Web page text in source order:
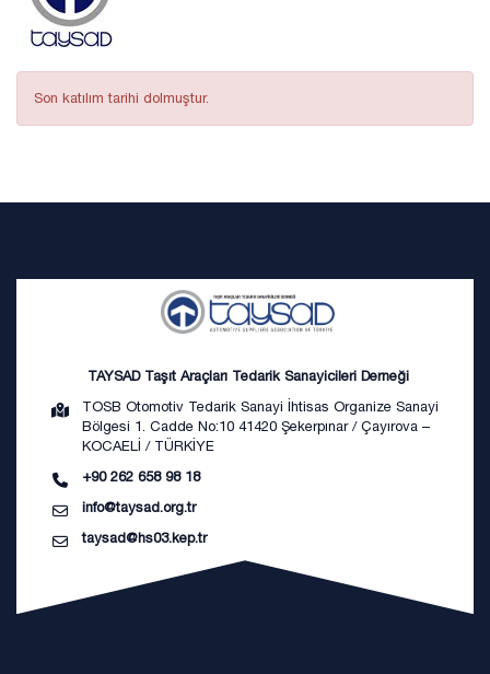
Son katılım tarihi dolmuştur.
TAYSAD Taşıt Araçları Tedarik Sanayicileri Derneği
TOSB Otomotiv Tedarik Sanayi İhtisas Organize Sanayi
Bölgesi 1. Cadde No:10 41420 Şekerpınar / Çayırova –
KOCAELİ / TÜRKİYE
+90 262 658 98 18
info@taysad.org.tr
taysad@hs03.kep.tr